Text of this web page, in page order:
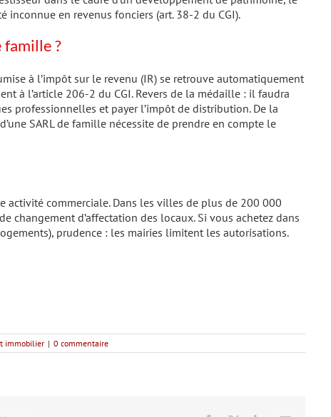
en revenus fonciers (art. 38-2 du CGI).
famille ?
à l’impôt sur le revenu (IR) se retrouve automatiquement
à l’article 206-2 du CGI. Revers de la médaille : il faudra
professionnelles et payer l’impôt de distribution. De la
SARL de famille nécessite de prendre en compte le
activité commerciale. Dans les villes de plus de 200 000
changement d’affectation des locaux. Si vous achetez dans
prudence : les mairies limitent les autorisations.
immobilier | 0 commentaire